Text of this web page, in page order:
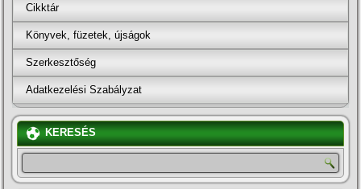
Cikktár
Könyvek, füzetek, újságok
Szerkesztőség
Adatkezelési Szabályzat
KERESÉS